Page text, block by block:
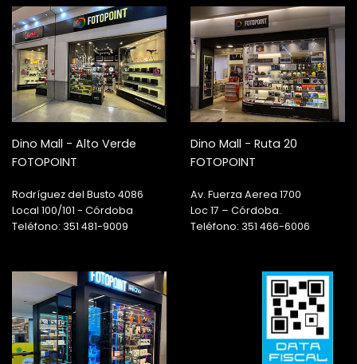
Dino Mall - Alto Verde
FOTOPOINT
Rodríguez del Busto 4086
Local 100/101 - Córdoba
Teléfono: 351 481-9009
Dino Mall - Ruta 20
FOTOPOINT
Av. Fuerza Aerea 1700
Loc 17 – Córdoba.
Teléfono: 351 466-6006